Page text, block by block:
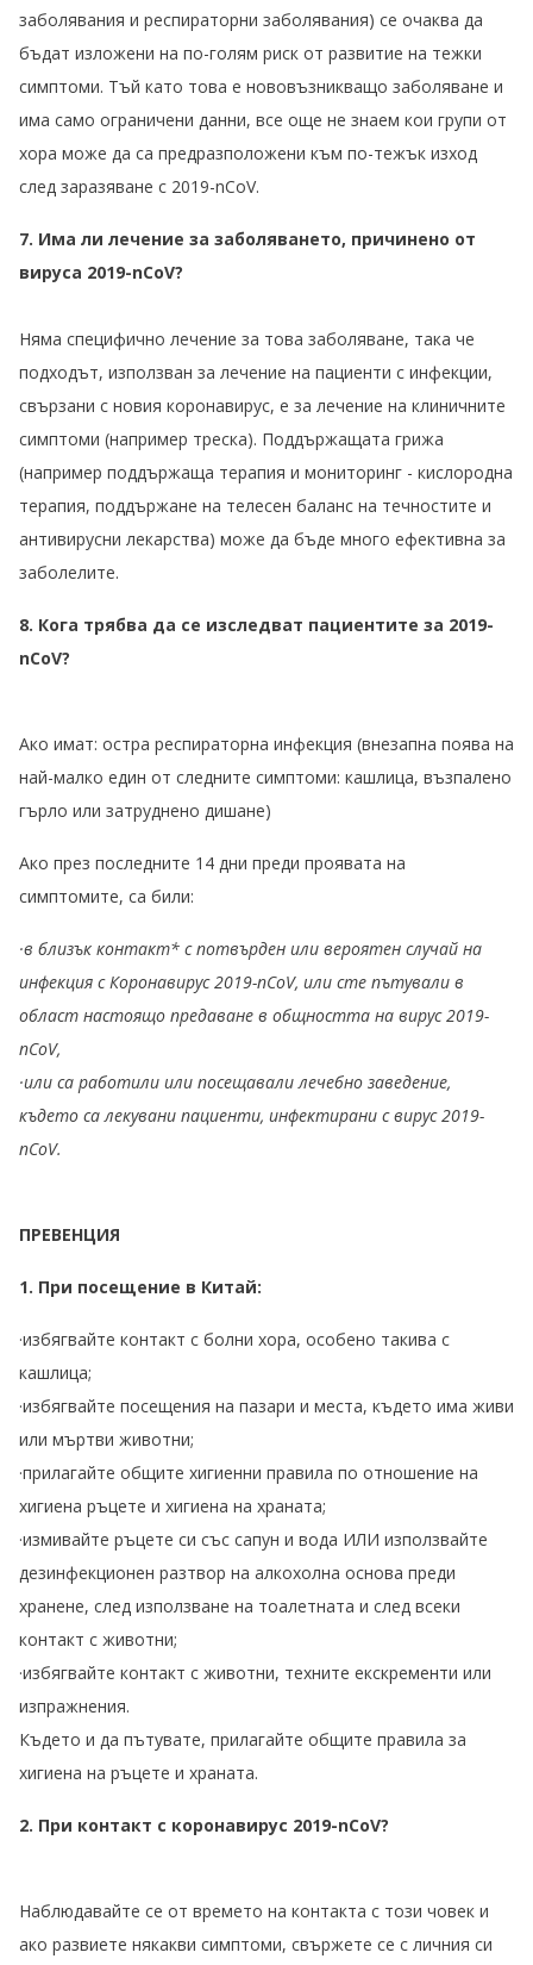
заболявания и респираторни заболявания) се очаква да
бъдат изложени на по-голям риск от развитие на тежки
симптоми. Тъй като това е нововъзникващо заболяване и
има само ограничени данни, все още не знаем кои групи от
хора може да са предразположени към по-тежък изход
след заразяване с 2019-nCoV.
7. Има ли лечение за заболяването, причинено от
вируса 2019-nCoV?
Няма специфично лечение за това заболяване, така че
подходът, използван за лечение на пациенти с инфекции,
свързани с новия коронавирус, е за лечение на клиничните
симптоми (например треска). Поддържащата грижа
(например поддържаща терапия и мониторинг - кислородна
терапия, поддържане на телесен баланс на течностите и
антивирусни лекарства) може да бъде много ефективна за
заболелите.
8. Кога трябва да се изследват пациентите за 2019-
nCoV?
Ако имат: остра респираторна инфекция (внезапна поява на
най-малко един от следните симптоми: кашлица, възпалено
гърло или затруднено дишане)
Ако през последните 14 дни преди проявата на
симптомите, са били:
·в близък контакт* с потвърден или вероятен случай на
инфекция с Коронавирус 2019-nCoV, или сте пътували в
област настоящо предаване в общността на вирус 2019-
nCoV,
·или са работили или посещавали лечебно заведение,
където са лекувани пациенти, инфектирани с вирус 2019-
nCoV.
ПРЕВЕНЦИЯ
1. При посещение в Китай:
·избягвайте контакт с болни хора, особено такива с
кашлица;
·избягвайте посещения на пазари и места, където има живи
или мъртви животни;
·прилагайте общите хигиенни правила по отношение на
хигиена ръцете и хигиена на храната;
·измивайте ръцете си със сапун и вода ИЛИ използвайте
дезинфекционен разтвор на алкохолна основа преди
хранене, след използване на тоалетната и след всеки
контакт с животни;
·избягвайте контакт с животни, техните екскременти или
изпражнения.
Където и да пътувате, прилагайте общите правила за
хигиена на ръцете и храната.
2. При контакт с коронавирус 2019-nCoV?
Наблюдавайте се от времето на контакта с този човек и
ако развиете някакви симптоми, свържете се с личния си